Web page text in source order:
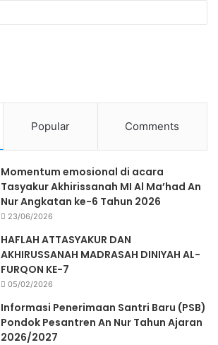
Popular Comments
Momentum emosional di acara
Tasyakur Akhirissanah MI Al Ma’had An
Nur Angkatan ke-6 Tahun 2026
23/06/2026
HAFLAH ATTASYAKUR DAN
AKHIRUSSANAH MADRASAH DINIYAH AL-
FURQON KE-7
05/02/2026
Informasi Penerimaan Santri Baru (PSB)
Pondok Pesantren An Nur Tahun Ajaran
2026/2027